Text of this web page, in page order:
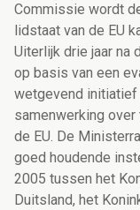
Commissie wordt
lidstaat van de EU
Uiterlijk drie jaar na
op basis van een
wetgevend
samenwerking over
de EU. De
goed houdende
2005 tussen het
Duitsland, het